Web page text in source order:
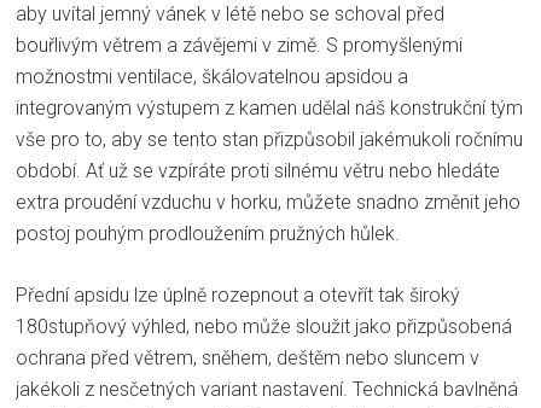
aby uvítal jemný vánek v létě nebo se schoval před
bouřlivým větrem a závějemi v zimě. S promyšlenými
možnostmi ventilace, škálovatelnou apsidou a
integrovaným výstupem z kamen udělal náš konstrukční tým
vše pro to, aby se tento stan přizpůsobil jakémukoli ročnímu
období. Ať už se vzpíráte proti silnému větru nebo hledáte
extra proudění vzduchu v horku, můžete snadno změnit jeho
postoj pouhým prodloužením pružných hůlek.
Přední apsidu lze úplně rozepnout a otevřít tak široký
180stupňový výhled, nebo může sloužit jako přizpůsobená
ochrana před větrem, sněhem, deštěm nebo sluncem v
jakékoli z nesčetných variant nastavení. Technická bavlněná